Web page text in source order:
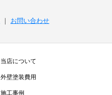
｜ お問い合わせ
当店について
外壁塗装費用
施工事例